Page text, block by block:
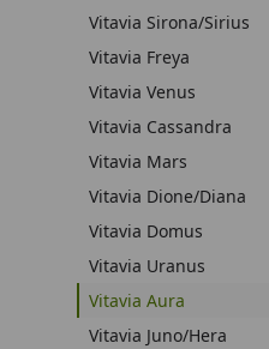
Vitavia Sirona/Sirius
Vitavia Freya
Vitavia Venus
Vitavia Cassandra
Vitavia Mars
Vitavia Dione/Diana
Vitavia Domus
Vitavia Uranus
Vitavia Aura
Vitavia Juno/Hera